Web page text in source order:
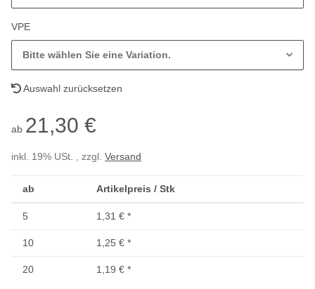
VPE
Bitte wählen Sie eine Variation.
Auswahl zurücksetzen
ab 21,30 €
inkl. 19% USt. , zzgl. Versand
ab Artikelpreis / Stk
5 1,31 € *
10 1,25 € *
20 1,19 € *